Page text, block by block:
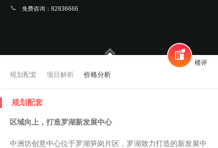
免费咨询：82836666
楼评
规划配套 项目解析 价格分析
规划配套
区域向上，打造罗湖新发展中心
中洲坊创意中心位于罗湖笋岗片区，罗湖致力打造的新发展中